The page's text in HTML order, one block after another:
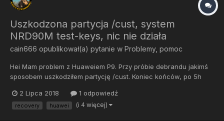
Uszkodzona partycja /cust, system
NRD90M test-keys, nic nie działa
cain666 opublikował(a) pytanie w Problemy, pomoc
Hei Mam problem z Huaweiem P9. Przy próbie debrandu jakimś
sposobem uszkodziłem partycję /cust. Koniec końców, po 5h
odpuszczam - nie mogę zablokować bootloadera, eRecovery
nie działa, to samo z trybem DLOAD. Nic nie...
2 Lipca 2018 1 odpowiedź
recovery huawei (i 4 więcej)